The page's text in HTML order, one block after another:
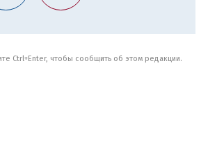
Ctrl+Enter, чтобы сообщить об этом редакции.